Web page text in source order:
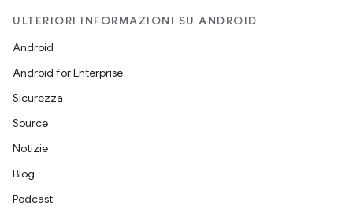
ULTERIORI INFORMAZIONI SU ANDROID
Android
Android for Enterprise
Sicurezza
Source
Notizie
Blog
Podcast